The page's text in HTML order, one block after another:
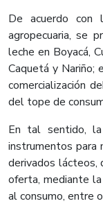
De acuerdo con
agropecuaria, se
leche en Boyacá,
Caquetá y Nariño;
comercialización
del tope de
En tal sentido, la
instrumentos para
derivados lácteos,
oferta, mediante
al consumo, entre